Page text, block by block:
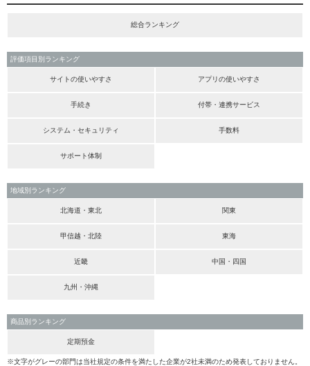
総合ランキング
評価項目別ランキング
サイトの使いやすさ アプリの使いやすさ
手続き 付帯・連携サービス
システム・セキュリティ 手数料
サポート体制
地域別ランキング
北海道・東北 関東
甲信越・北陸 東海
近畿 中国・四国
九州・沖縄
商品別ランキング
定期預金
※文字がグレーの部門は当社規定の条件を満たした企業が2社未満のため発表しておりません。